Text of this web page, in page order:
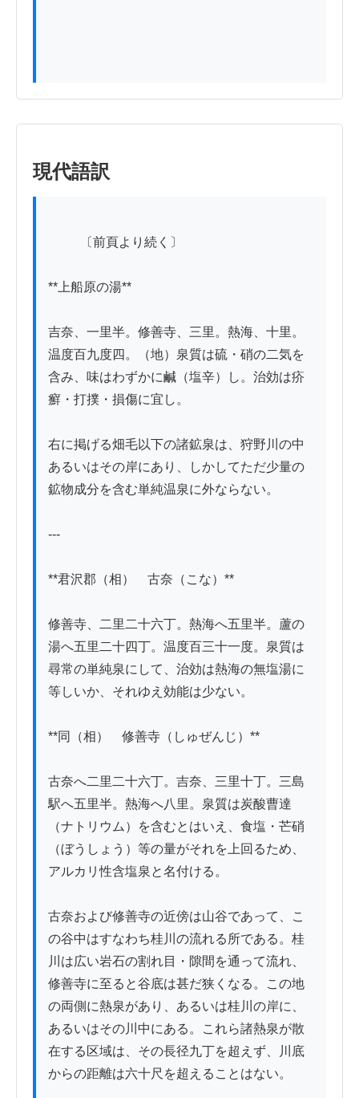
現代語訳
**上船原の湯**
吉奈、一里半。修善寺、三里。熱海、十里。
温度百九度四。（地）泉質は硫・硝の二気を
含み、味はわずかに鹹（塩辛）し。治効は疥
癬・打撲・損傷に宜し。
右に掲げる畑毛以下の諸鉱泉は、狩野川の中
あるいはその岸にあり、しかしてただ少量の
鉱物成分を含む単純温泉に外ならない。
---
**君沢郡（相）　古奈（こな）**
修善寺、二里二十六丁。熱海へ五里半。蘆の
湯へ五里二十四丁。温度百三十一度。泉質は
尋常の単純泉にして、治効は熱海の無塩湯に
等しいか、それゆえ効能は少ない。
**同（相）　修善寺（しゅぜんじ）**
古奈へ二里二十六丁。吉奈、三里十丁。三島
駅へ五里半。熱海へ八里。泉質は炭酸曹達
（ナトリウム）を含むとはいえ、食塩・芒硝
（ぼうしょう）等の量がそれを上回るため、
アルカリ性含塩泉と名付ける。
古奈および修善寺の近傍は山谷であって、こ
の谷中はすなわち桂川の流れる所である。桂
川は広い岩石の割れ目・隙間を通って流れ、
修善寺に至ると谷底は甚だ狭くなる。この地
の両側に熱泉があり、あるいは桂川の岸に、
あるいはその川中にある。これら諸熱泉が散
在する区域は、その長径九丁を超えず、川底
からの距離は六十尺を超えることはない。